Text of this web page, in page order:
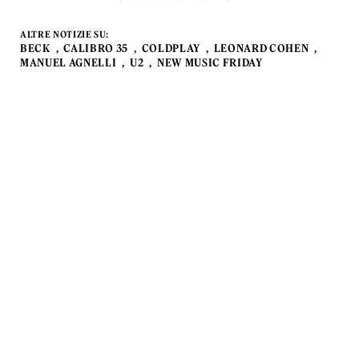
ALTRE NOTIZIE SU:
BECK CALIBRO 35 COLDPLAY
LEONARD COHEN
MANUEL AGNELLI
U2 NEW MUSIC FRIDAY